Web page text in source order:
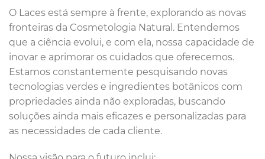
O Laces está sempre à frente, explorando as novas
fronteiras da Cosmetologia Natural. Entendemos
que a ciência evolui, e com ela, nossa capacidade de
inovar e aprimorar os cuidados que oferecemos.
Estamos constantemente pesquisando novas
tecnologias verdes e ingredientes botânicos com
propriedades ainda não exploradas, buscando
soluções ainda mais eficazes e personalizadas para
as necessidades de cada cliente.